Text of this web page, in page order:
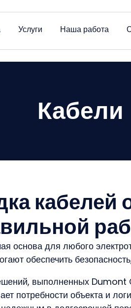
Услуги Наша работа
Кабели
кабелей
основа для любого
обеспечить
выполненных
потребности объекта и